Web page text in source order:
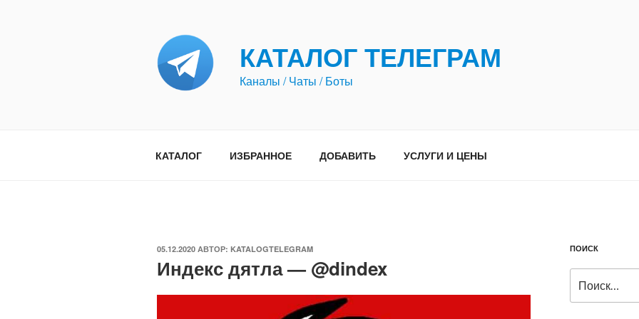
КАТАЛОГ ТЕЛЕГРАМ
Каналы / Чаты / Боты
КАТАЛОГ ИЗБРАННОЕ ДОБАВИТЬ УСЛУГИ И ЦЕНЫ
ОПУБЛИКОВАНО
05.12.2020 АВТОР: KATALOGTELEGRAM
Индекс дятла — @dindex
ПОИСК